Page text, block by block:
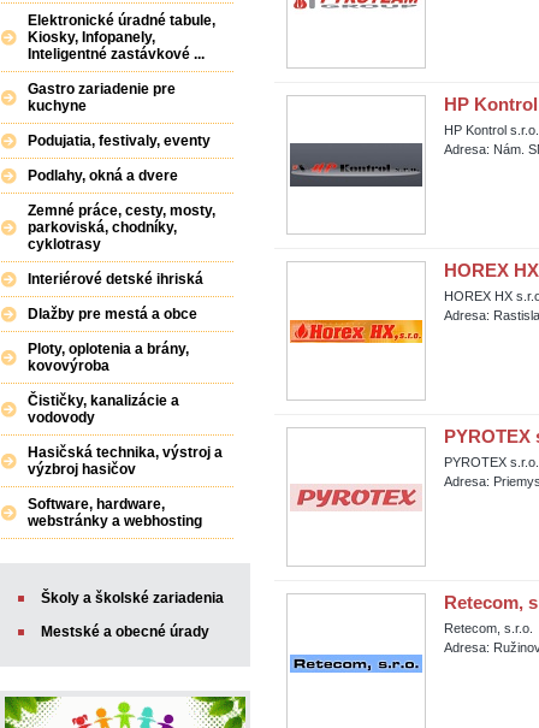
Elektronické úradné tabule,
Kiosky, Infopanely,
Inteligentné zastávkové ...
Gastro zariadenie pre
kuchyne
Podujatia, festivaly, eventy
Podlahy, okná a dvere
Zemné práce, cesty, mosty,
parkoviská, chodníky,
cyklotrasy
Interiérové detské ihriská
Dlažby pre mestá a obce
Ploty, oplotenia a brány,
kovovýroba
Čističky, kanalizácie a
vodovody
Hasičská technika, výstroj a
výzbroj hasičov
Software, hardware,
webstránky a webhosting
Školy a školské zariadenia
Mestské a obecné úrady
HP
HP Kontrol s.r.o.
Adresa: Nám.
HOREX
HOREX HX
Adresa:
PYROTEX
PYROTEX s.r.o.
Adresa:
Retecom,
Retecom, s.r.o.
Adresa: